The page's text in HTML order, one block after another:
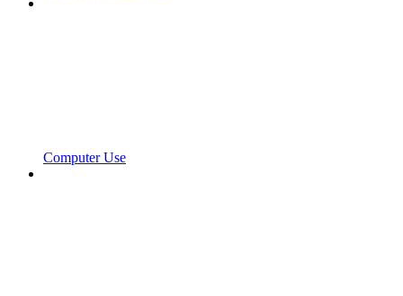
Computer Use